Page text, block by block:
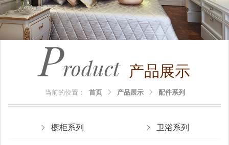
Product 产品展示
当前的位置： 首页 产品展示 配件系列
橱柜系列 卫浴系列